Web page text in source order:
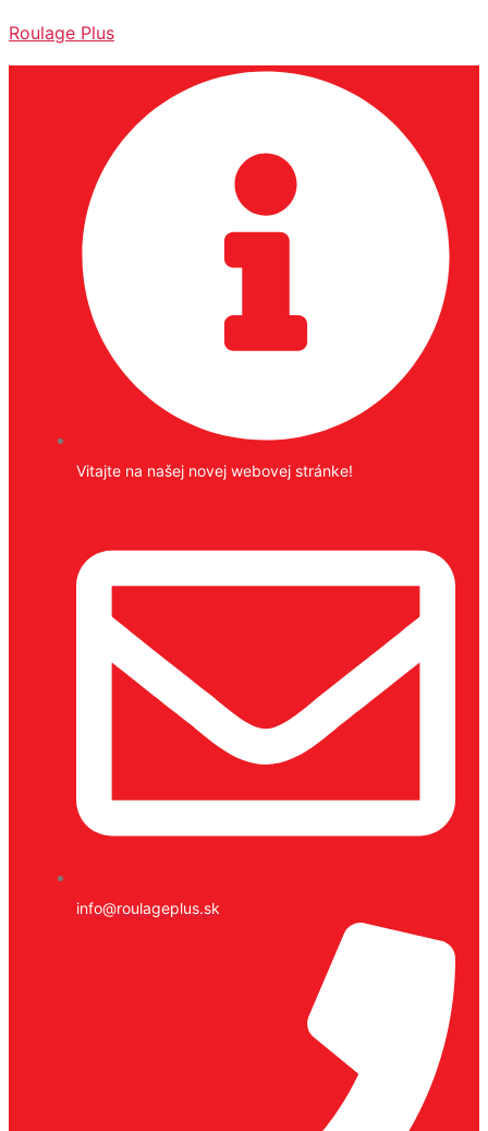
Roulage Plus
Vitajte na našej novej webovej stránke!
info@roulageplus.sk